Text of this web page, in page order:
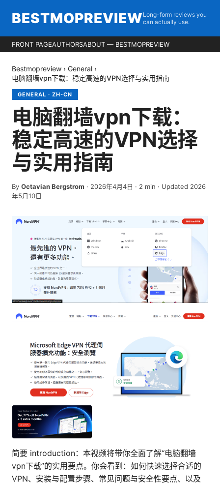
BESTMOPREVIEW Long-form reviews you
can actually use.
FRONT PAGEAUTHORSABOUT — BESTMOPREVIEW
Bestmopreview › General ›
电脑翻墙vpn下载：稳定高速的VPN选择与实用指南
GENERAL · ZH-CN
电脑翻墙vpn下载：
稳定高速的VPN选择
与实用指南
By Octavian Bergstrom · 2026年4月4日 · 2 min · Updated 2026
年5月10日
简要 introduction：本视频将带你全面了解“电脑翻墙
vpn下载”的实用要点。你会看到：如何快速选择合适的
VPN、安装与配置步骤、常见问题与安全性要点、以及